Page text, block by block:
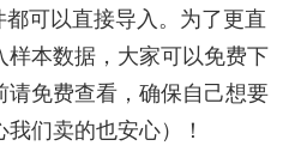
可以直接导入。为了更直
本数据，大家可以免费下
免费查看，确保自己想要
们卖的也安心）！